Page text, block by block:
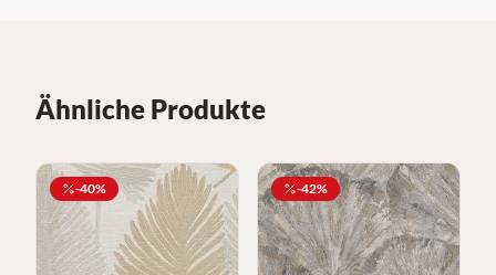
Ähnliche Produkte
-40% -42%